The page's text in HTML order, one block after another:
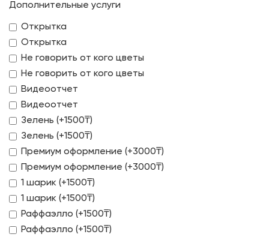
Дополнительные услуги
Открытка
Открытка
Не говорить от кого цветы
Не говорить от кого цветы
Видеоотчет
Видеоотчет
Зелень (+1500₸)
Зелень (+1500₸)
Премиум оформление (+3000₸)
Премиум оформление (+3000₸)
1 шарик (+1500₸)
1 шарик (+1500₸)
Раффаэлло (+1500₸)
Раффаэлло (+1500₸)